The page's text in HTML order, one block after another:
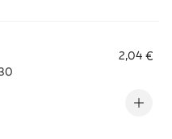
2,04 €